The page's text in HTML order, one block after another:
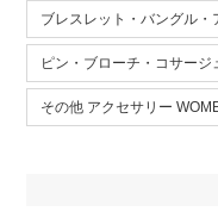
ブレスレット・バングル・
ピン・ブローチ・コサージ
その他 アクセサリー